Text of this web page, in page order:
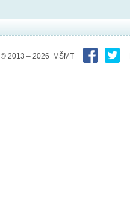
© 2013 – 2026 MŠMT